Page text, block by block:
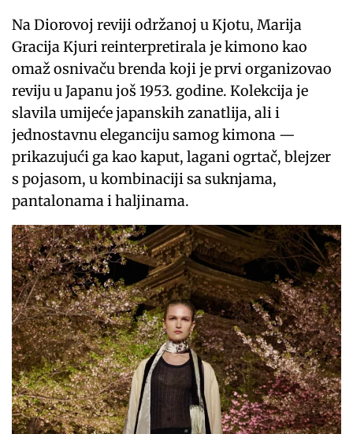
Na Diorovoj reviji održanoj u Kjotu, Marija
Gracija Kjuri reinterpretirala je kimono kao
omaž osnivaču brenda koji je prvi organizovao
reviju u Japanu još 1953. godine. Kolekcija je
slavila umijeće japanskih zanatlija, ali i
jednostavnu eleganciju samog kimona —
prikazujući ga kao kaput, lagani ogrtač, blejzer
s pojasom, u kombinaciji sa suknjama,
pantalonama i haljinama.